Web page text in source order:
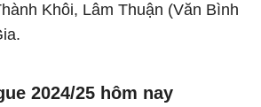
Khôi, Lâm Thuận (Văn Bình
2024/25 hôm nay